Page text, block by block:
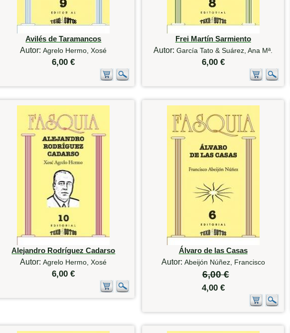
Avilés de Taramancos
Autor:Agrelo Hermo, Xosé
6,00 €
Frei Martín Sarmiento
Autor:García Tato & Suárez, Ana Mª.
6,00 €
Alejandro Rodríguez Cadarso
Autor:Agrelo Hermo, Xosé
6,00 €
Álvaro de las Casas
Autor: Abeijón Núñez, Francisco
6,00 €
4,00 €